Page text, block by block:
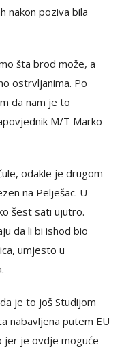
nakon poziva bila
šta brod može, a
ostrvljanima. Po
da nam je to
M/T Marko
odakle je drugom
na Pelješac. U
šest sati ujutro.
da li bi ishod bio
umjesto u
je to još Studijom
nabavljena putem EU
jer je ovdje moguće